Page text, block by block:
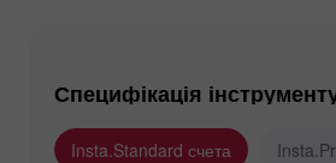
Специфікація
Insta.Standard счета